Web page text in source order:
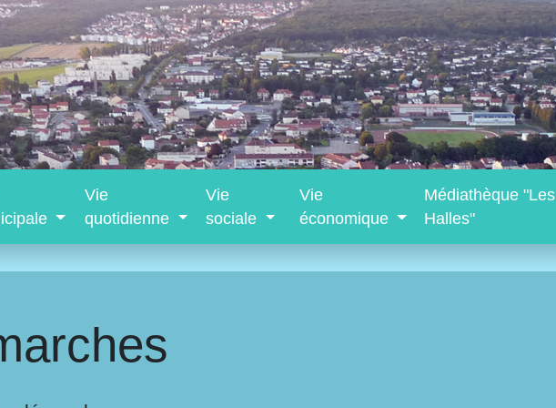
Vie
quotidienne
Vie
sociale
Vie
économique
Médiathèque "Les
Halles"